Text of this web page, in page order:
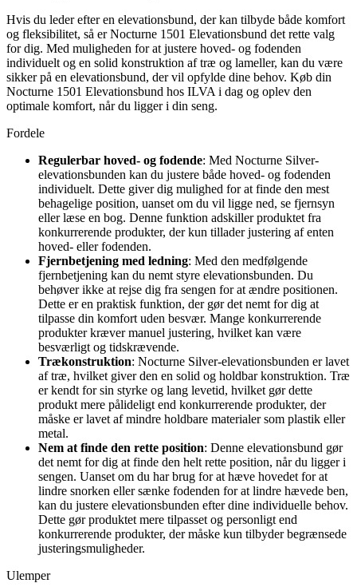
Hvis du leder efter en elevationsbund, der kan tilbyde både komfort
og fleksibilitet, så er Nocturne 1501 Elevationsbund det rette valg
for dig. Med muligheden for at justere hoved- og fodenden
individuelt og en solid konstruktion af træ og lameller, kan du være
sikker på en elevationsbund, der vil opfylde dine behov. Køb din
Nocturne 1501 Elevationsbund hos ILVA i dag og oplev den
optimale komfort, når du ligger i din seng.
Fordele
Regulerbar hoved- og fodende: Med Nocturne Silver-
elevationsbunden kan du justere både hoved- og fodenden
individuelt. Dette giver dig mulighed for at finde den mest
behagelige position, uanset om du vil ligge ned, se fjernsyn
eller læse en bog. Denne funktion adskiller produktet fra
konkurrerende produkter, der kun tillader justering af enten
hoved- eller fodenden.
Fjernbetjening med ledning: Med den medfølgende
fjernbetjening kan du nemt styre elevationsbunden. Du
behøver ikke at rejse dig fra sengen for at ændre positionen.
Dette er en praktisk funktion, der gør det nemt for dig at
tilpasse din komfort uden besvær. Mange konkurrerende
produkter kræver manuel justering, hvilket kan være
besværligt og tidskrævende.
Trækonstruktion: Nocturne Silver-elevationsbunden er lavet
af træ, hvilket giver den en solid og holdbar konstruktion. Træ
er kendt for sin styrke og lang levetid, hvilket gør dette
produkt mere pålideligt end konkurrerende produkter, der
måske er lavet af mindre holdbare materialer som plastik eller
metal.
Nem at finde den rette position: Denne elevationsbund gør
det nemt for dig at finde den helt rette position, når du ligger i
sengen. Uanset om du har brug for at hæve hovedet for at
lindre snorken eller sænke fodenden for at lindre hævede ben,
kan du justere elevationsbunden efter dine individuelle behov.
Dette gør produktet mere tilpasset og personligt end
konkurrerende produkter, der måske kun tilbyder begrænsede
justeringsmuligheder.
Ulemper